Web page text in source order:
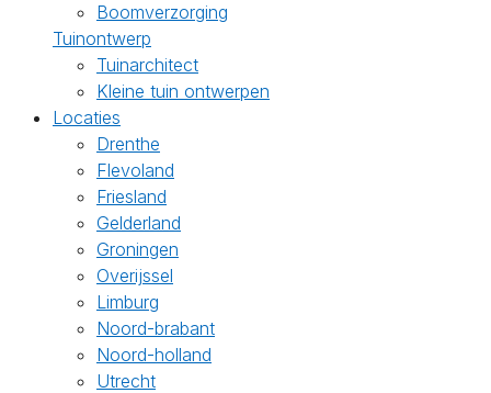
Boomverzorging
Tuinontwerp
Tuinarchitect
Kleine tuin ontwerpen
Locaties
Drenthe
Flevoland
Friesland
Gelderland
Groningen
Overijssel
Limburg
Noord-brabant
Noord-holland
Utrecht